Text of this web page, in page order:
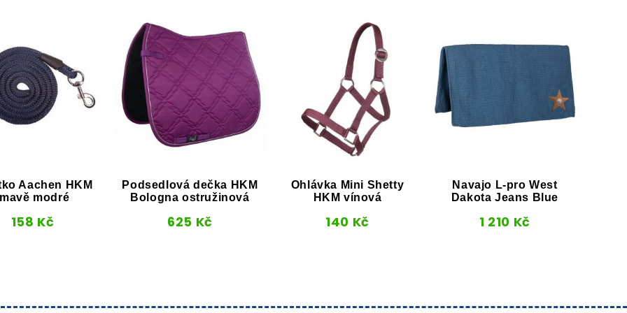
Aachen HKM
modré
158 Kč
Podsedlová dečka HKM
Bologna ostružinová
625 Kč
Ohlávka Mini Shetty
HKM vínová
140 Kč
Navajo L-pro West
Dakota Jeans Blue
1 210 Kč